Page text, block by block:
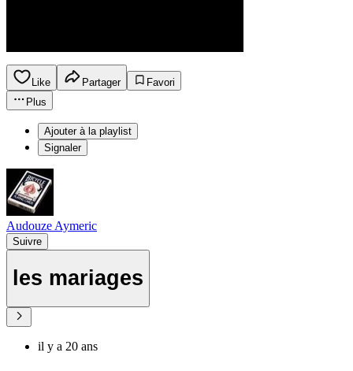
Like Partager
Favori
Plus
Ajouter à la playlist
Signaler
Audouze Aymeric
Suivre
les mariages
il y a 20 ans